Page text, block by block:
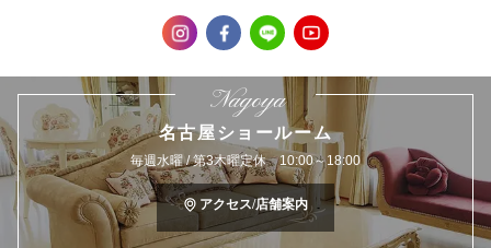
Nagoya
名古屋ショールーム
毎週水曜 / 第3木曜定休 10:00～18:00
アクセス/店舗案内